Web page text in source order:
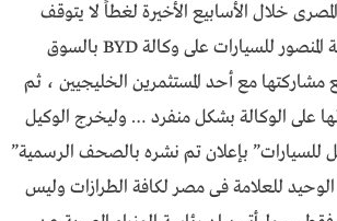
خلال الأسابيع الأخيرة لغطاً لا يتوقف
حول حصول مجموعة المنصور للسيارات على وكالة BYD بالسوق
مشاركتها مع أحد المستثمرين الخليجيين ، ثم
على الوكالة بشكل منفرد … وليخرج الوكيل
للسيارات” بإعلان تم نشره بالصحف الرسمية”
الوحيد للعلامة فى مصر لكافة الطرازات وليس